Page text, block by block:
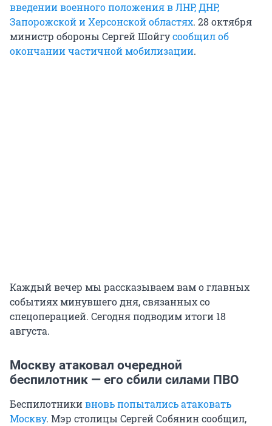
введении военного положения в ЛНР, ДНР,
Запорожской и Херсонской областях. 28 октября
министр обороны Сергей Шойгусообщил об
окончании частичной мобилизации.
Каждый вечер мы рассказываем вам о главных
событиях минувшего дня, связанных со
спецоперацией. Сегодня подводим итоги 18
августа.
Москву атаковал очередной
беспилотник — его сбили силами ПВО
Беспилотникивновь попытались атаковать
Москву. Мэр столицы Сергей Собянин сообщил,